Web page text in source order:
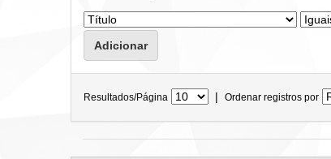
Resultados/Página | Ordenar registros por